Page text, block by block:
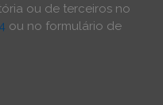
ou de terceiros no
ou no formulário de